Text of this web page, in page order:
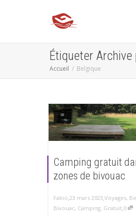
Étiqueter
Accueil Belgique
Camping gratuit
zones de bivouac
Fabio,23 mars 2023,Voyages,
Bivouac, Camping, Gratuit,0